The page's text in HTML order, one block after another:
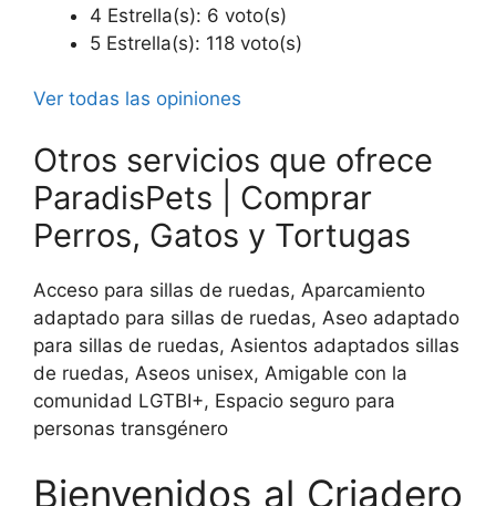
4 Estrella(s): 6 voto(s)
5 Estrella(s): 118 voto(s)
Ver todas las opiniones
Otros servicios que ofrece
ParadisPets | Comprar
Perros, Gatos y Tortugas
Acceso para sillas de ruedas, Aparcamiento
adaptado para sillas de ruedas, Aseo adaptado
para sillas de ruedas, Asientos adaptados sillas
de ruedas, Aseos unisex, Amigable con la
comunidad LGTBI+, Espacio seguro para
personas transgénero
Bienvenidos al Criadero